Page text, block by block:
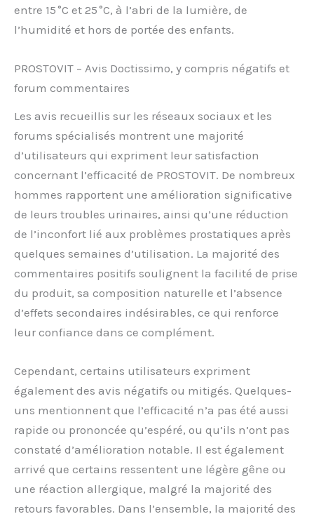
entre 15 °C et 25 °C, à l’abri de la lumière, de
l’humidité et hors de portée des enfants.
PROSTOVIT – Avis Doctissimo, y compris négatifs et
forum commentaires
Les avis recueillis sur les réseaux sociaux et les
forums spécialisés montrent une majorité
d’utilisateurs qui expriment leur satisfaction
concernant l’efficacité de PROSTOVIT. De nombreux
hommes rapportent une amélioration significative
de leurs troubles urinaires, ainsi qu’une réduction
de l’inconfort lié aux problèmes prostatiques après
quelques semaines d’utilisation. La majorité des
commentaires positifs soulignent la facilité de prise
du produit, sa composition naturelle et l’absence
d’effets secondaires indésirables, ce qui renforce
leur confiance dans ce complément.
Cependant, certains utilisateurs expriment
également des avis négatifs ou mitigés. Quelques-
uns mentionnent que l’efficacité n’a pas été aussi
rapide ou prononcée qu’espéré, ou qu’ils n’ont pas
constaté d’amélioration notable. Il est également
arrivé que certains ressentent une légère gêne ou
une réaction allergique, malgré la majorité des
retours favorables. Dans l’ensemble, la majorité des